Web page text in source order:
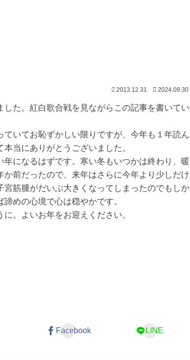
2013.12.31 2024.09.30
た。紅白歌合戦を見ながらこの記事を書いてい
いてお恥ずかしい限りですが、今年も１年読ん
当にありがとうございました。
になるはずです。寒い冬もいつかは終わり、暖
前だったので、来年はさらに今年より少しだけ
筋腫がだいぶ大きくなってしまったのでもしか
めの心境で心は穏やかです。
。よいお年をお迎えください。
Facebook LINE